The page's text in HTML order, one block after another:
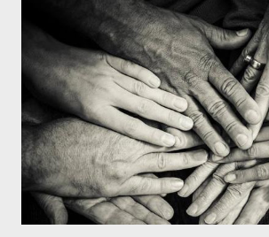
seminal y a todos los impuros por contacto
"El sacerdote ofrecerá uno como ofrenda
otro en holocausto; así hará expiación en
el pecado en que incurrió al estar cerca del
día consagrará nuevamente su cabeza,"
solo alude al aspecto de ser buenos e